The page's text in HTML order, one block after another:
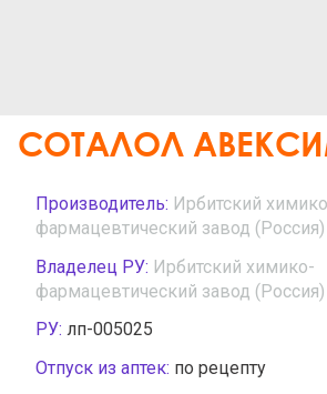
СОТАЛОЛ
Производитель: Ирбитский
фармацевтический завод (Россия)
Владелец РУ: Ирбитский химико-
фармацевтический завод (Россия)
РУ: лп-005025
Отпуск из аптек: по рецепту